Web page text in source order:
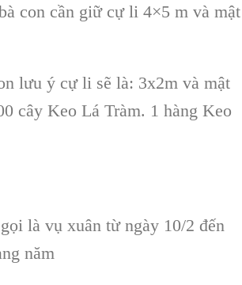
con cần giữ cự li 4×5 m và mật
lưu ý cự li sẽ là: 3x2m và mật
cây Keo Lá Tràm. 1 hàng Keo
là vụ xuân từ ngày 10/2 đến
năm